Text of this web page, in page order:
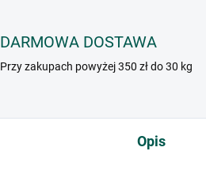
DARMOWA DOSTAWA
Przy zakupach powyżej 350 zł do 30 kg
Opis